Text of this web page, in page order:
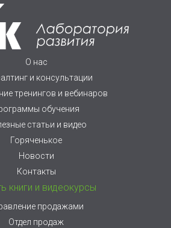
О нас
и консультации
тренингов и вебинаров
обучения
статьи и видео
Горяченькое
Новости
Контакты
книги и видеокурсы
продажами
Отдел продаж